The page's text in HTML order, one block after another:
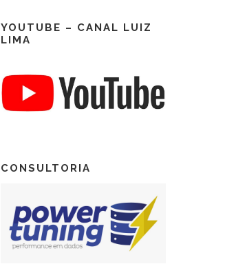
YOUTUBE – CANAL LUIZ
LIMA
CONSULTORIA